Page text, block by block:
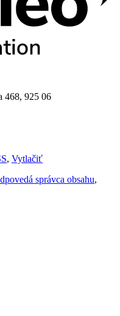
468, 925 06
, Vytlačiť
správca obsahu,